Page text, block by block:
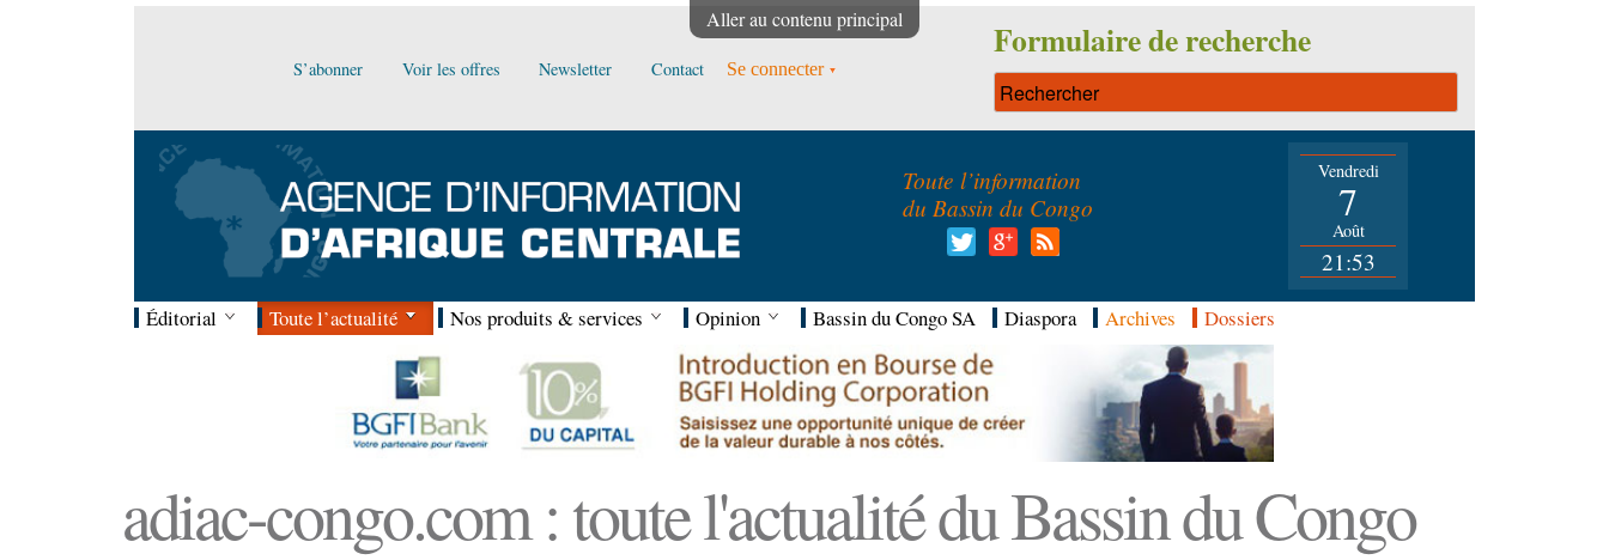
Aller au contenu principal
S’abonner Voir les offres Newsletter Contact Se connecter
Formulaire de recherche
Toute l’information
du Bassin du Congo
Vendredi
7
Août
21:53
Éditorial Toute l’actualité Nos produits & services Opinion Bassin du Congo SA Diaspora Archives Dossiers
adiac-congo.com : toute l'actualité du Bassin du Congo